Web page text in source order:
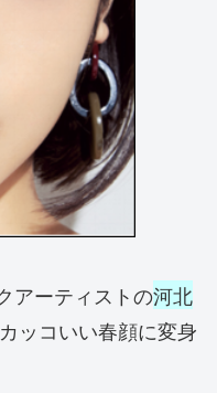
アーティストの河北
ッコいい春顔に変身